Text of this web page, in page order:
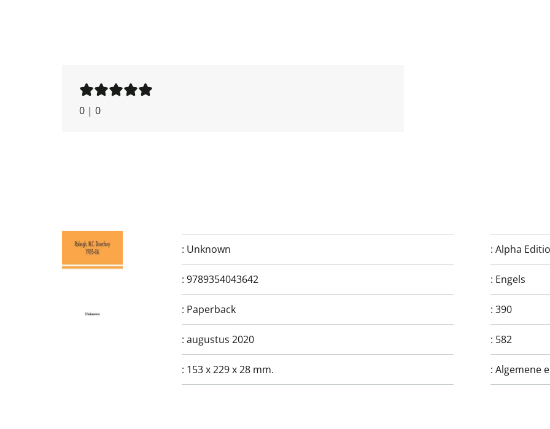
0 | 0
: Unknown :Alpha
: 9789354043642 : Engels
: Paperback :390
: augustus 2020 : 582
: 153 x 229 x 28 mm. :Algemene